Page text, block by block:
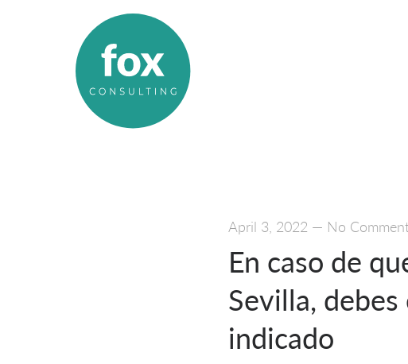
April 3, 2022 — No
En caso de
Sevilla,
indicado